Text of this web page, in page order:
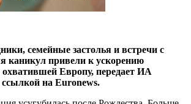
семейные застолья и встречи с
каникул привели к ускорению
Европу, передает ИА
ссылкой на Euronews.